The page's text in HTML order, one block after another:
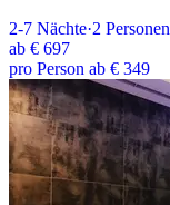
2-7 Nächte·2 Personen
ab € 697
pro Person ab € 349